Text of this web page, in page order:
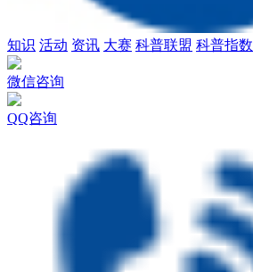
知识 活动 资讯 大赛 科普联盟 科普指数
微信咨询
QQ咨询